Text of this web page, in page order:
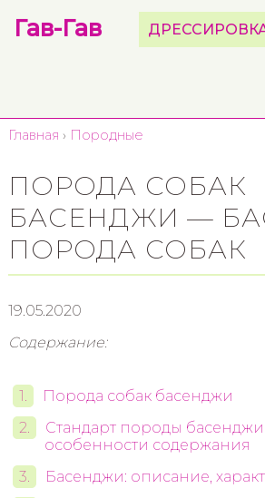
Гав-Гав
Главная › Породные
ПОРОДА СОБАК
БАСЕНДЖИ —
ПОРОДА СОБАК
19.05.2020
Содержание:
Порода собак басенджи
Стандарт породы
особенности содержания
Басенджи: описание,